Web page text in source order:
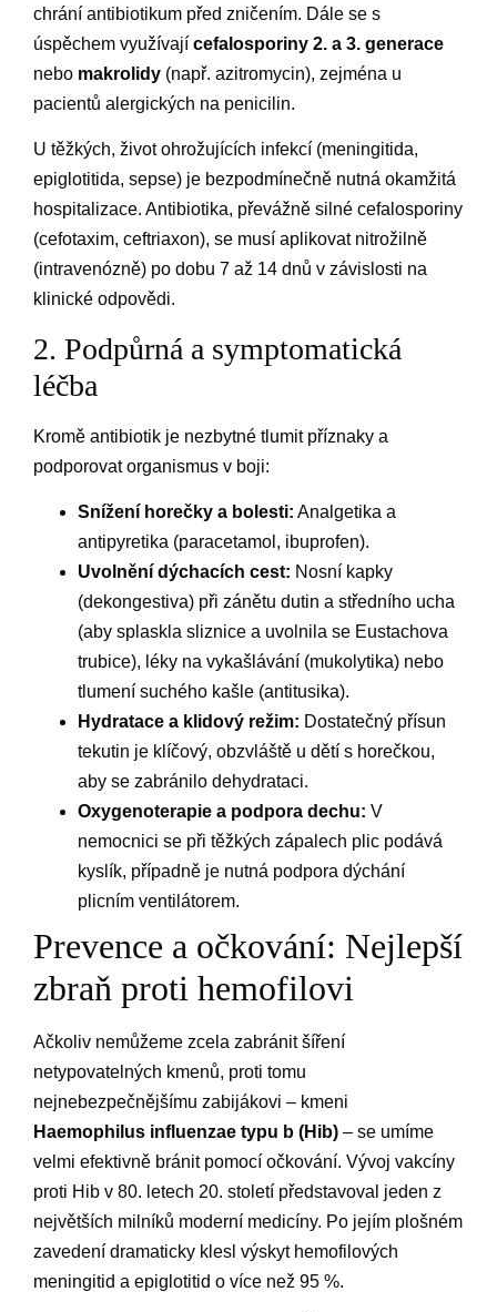
chrání antibiotikum před zničením. Dále se s
úspěchem využívají cefalosporiny 2. a 3. generace
nebo makrolidy (např. azitromycin), zejména u
pacientů alergických na penicilin.
U těžkých, život ohrožujících infekcí (meningitida,
epiglotitida, sepse) je bezpodmínečně nutná okamžitá
hospitalizace. Antibiotika, převážně silné cefalosporiny
(cefotaxim, ceftriaxon), se musí aplikovat nitrožilně
(intravenózně) po dobu 7 až 14 dnů v závislosti na
klinické odpovědi.
2. Podpůrná a symptomatická
léčba
Kromě antibiotik je nezbytné tlumit příznaky a
podporovat organismus v boji:
Snížení horečky a bolesti: Analgetika a
antipyretika (paracetamol, ibuprofen).
Uvolnění dýchacích cest: Nosní kapky
(dekongestiva) při zánětu dutin a středního ucha
(aby splaskla sliznice a uvolnila se Eustachova
trubice), léky na vykašlávání (mukolytika) nebo
tlumení suchého kašle (antitusika).
Hydratace a klidový režim: Dostatečný přísun
tekutin je klíčový, obzvláště u dětí s horečkou,
aby se zabránilo dehydrataci.
Oxygenoterapie a podpora dechu: V
nemocnici se při těžkých zápalech plic podává
kyslík, případně je nutná podpora dýchání
plicním ventilátorem.
Prevence a očkování: Nejlepší
zbraň proti hemofilovi
Ačkoliv nemůžeme zcela zabránit šíření
netypovatelných kmenů, proti tomu
nejnebezpečnějšímu zabijákovi – kmeni
Haemophilus influenzae typu b (Hib) – se umíme
velmi efektivně bránit pomocí očkování. Vývoj vakcíny
proti Hib v 80. letech 20. století představoval jeden z
největších milníků moderní medicíny. Po jejím plošném
zavedení dramaticky klesl výskyt hemofilových
meningitid a epiglotitid o více než 95 %.